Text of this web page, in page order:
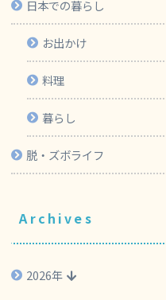
暮らし
日本での暮らし
お出かけ
料理
暮らし
Archives